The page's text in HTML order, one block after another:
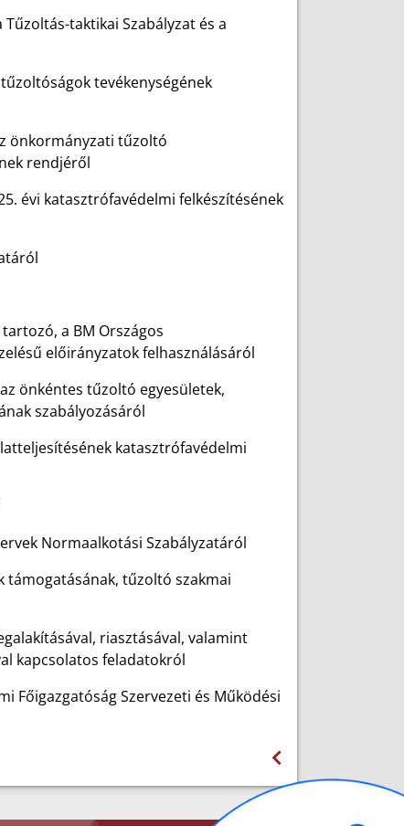
Tűzoltás-taktikai Szabályzat és a
tevékenységének
önkormányzati tűzoltó
rendjéről
évi katasztrófavédelmi felkészítésének
a BM Országos
előirányzatok felhasználásáról
önkéntes tűzoltó egyesületek,
szabályozásáról
katasztrófavédelmi
Normaalkotási Szabályzatáról
tűzoltó szakmai
riasztásával, valamint
kapcsolatos feladatokról
Főigazgatóság Szervezeti és Működési